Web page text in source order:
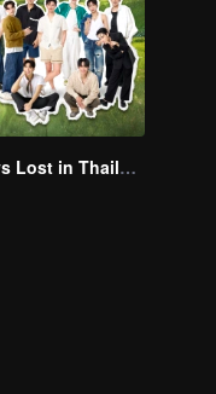
Boys Lost in Thailand